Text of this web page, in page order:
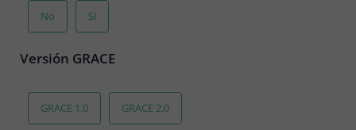
No Sí
Versión GRACE
GRACE 1.0 GRACE 2.0